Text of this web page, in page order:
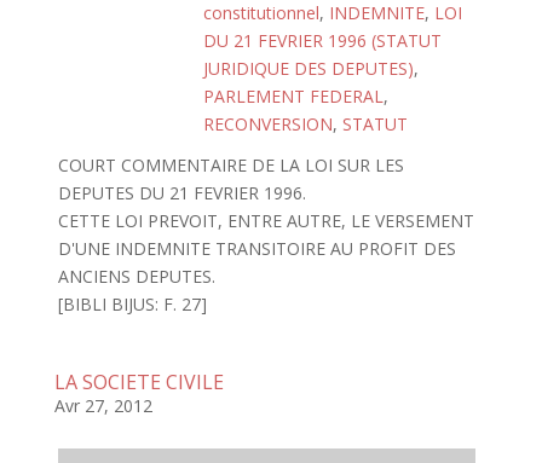
constitutionnel, INDEMNITE, LOI
DU 21 FEVRIER 1996 (STATUT
JURIDIQUE DES DEPUTES),
PARLEMENT FEDERAL,
RECONVERSION, STATUT
COURT COMMENTAIRE DE LA LOI SUR LES
DEPUTES DU 21 FEVRIER 1996.
CETTE LOI PREVOIT, ENTRE AUTRE, LE VERSEMENT
D'UNE INDEMNITE TRANSITOIRE AU PROFIT DES
ANCIENS DEPUTES.
[BIBLI BIJUS: F. 27]
LA SOCIETE CIVILE
Avr 27, 2012